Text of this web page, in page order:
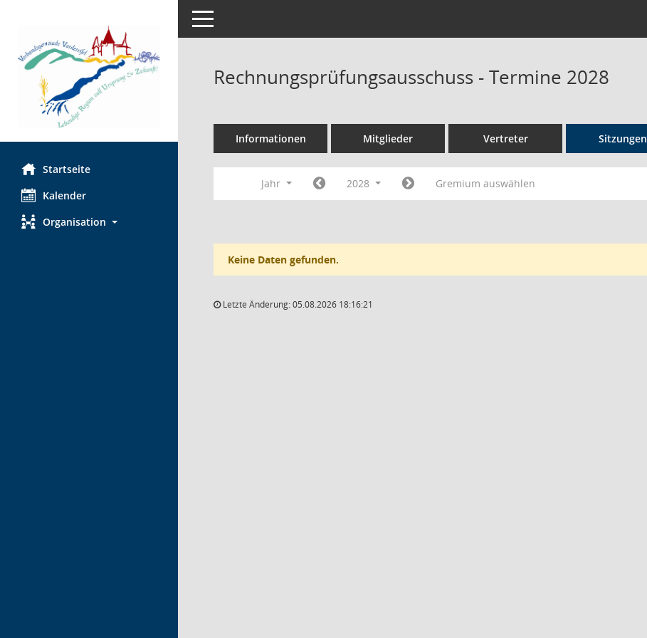
Startseite
Kalender
Organisation
Toggle navigation
Rechnungsprüfungsausschuss - Termine 2028
Informationen Mitglieder Vertreter Sitzungen
Jahr 2028 Gremium auswählen
Keine Daten gefunden.
Letzte Änderung: 05.08.2026 18:16:21